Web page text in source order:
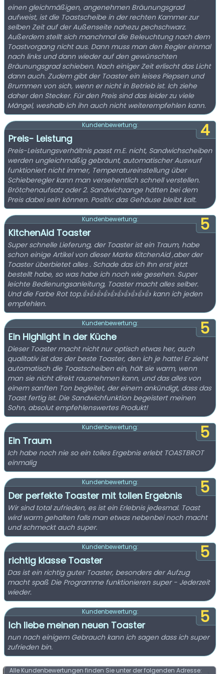
einen gleichmäßigen, angenehmen Bräunungsgrad
aufweist, ist die Toastscheibe in der rechten Kammer zur
selben Zeit auf der Außenseite nahezu pechschwarz.
Außerdem stellt sich manchmal die Beleuchtung nach dem
Toastvorgang nicht aus. Dann muss man den Regler einmal
nach links und dann wieder auf den gewünschten
Bräunungsgrad schieben. Nach einiger Zeit erlischt das Licht
dann auch. Zudem gibt der Toaster ein leises Piepsen und
Brummen von sich, wenn er nicht in Betrieb ist. Ich ziehe
daher den Stecker. Für den Preis sind das leider zu viele
Mängel, weshalb ich ihn auch nicht weiterempfehlen kann.
4
Kundenbewertung:
Preis- Leistung
Preis-Leistungsverhältnis passt m.E. nicht, Sandwichscheiben
werden ungleichmäßig gebräunt, automatischer Auswurf
funktioniert nicht immer, Temperatureinstellung über
Schieberegler kann man versehentlich schnell verstellen.
Brötchenaufsatz oder 2. Sandwichzange hätten bei dem
Preis dabei sein können. Positiv: das Gehäuse bleibt kalt.
5
Kundenbewertung:
KitchenAid Toaster
Super schnelle Lieferung, der Toaster ist ein Traum, habe
schon einige Artikel von dieser Marke KitchenAid ,aber der
Toaster überbietet alles . Schade das ich Ihn erst jetzt
bestellt habe, so was habe ich noch wie gesehen. Super
leichte Bedienungsanleitung, Toaster macht alles selber.
Und die Farbe Rot top.👍👍👍👍👍👍👍👍👍👍 kann ich jeden
empfehlen.
5
Kundenbewertung:
Ein Highlight in der Küche
Dieser Toaster macht nicht nur optisch etwas her, auch
qualitativ ist das der beste Toaster, den ich je hatte! Er zieht
automatisch die Toastscheiben ein, hält sie warm, wenn
man sie nicht direkt rausnehmen kann, und das alles von
einem sanften Ton begleitet, der einem ankündigt, dass das
Toast fertig ist. Die Sandwichfunktion begeistert meinen
Sohn, absolut empfehlenswertes Produkt!
5
Kundenbewertung:
Ein Traum
Ich habe noch nie so ein tolles Ergebnis erlebt TOASTBROT
einmalig
5
Kundenbewertung:
Der perfekte Toaster mit tollen Ergebnis
Wir sind total zufrieden, es ist ein Erlebnis jedesmal. Toast
wird warm gehalten falls man etwas nebenbei noch macht
und schmeckt auch super.
5
Kundenbewertung:
richtig klasse Toaster
Das ist ein richtig guter Toaster, besonders der Aufzug
macht spaß Die Programme funktionieren super - Jederzeit
wieder.
5
Kundenbewertung:
Ich liebe meinen neuen Toaster
nun nach einigem Gebrauch kann ich sagen dass ich super
zufrieden bin.
Alle Kundenbewertungen finden Sie unter der folgenden Adresse: